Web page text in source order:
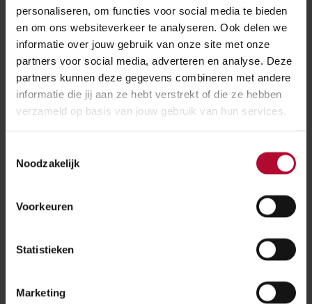
personaliseren, om functies voor social media te bieden
en om ons websiteverkeer te analyseren. Ook delen we
informatie over jouw gebruik van onze site met onze
partners voor social media, adverteren en analyse. Deze
partners kunnen deze gegevens combineren met andere
informatie die jij aan ze hebt verstrekt of die ze hebben
verzameld op basis van jouw gebruik van hun services.
Noodzakelijk
Voorkeuren
Statistieken
Marketing
investeren we in het drempelvrij maken van stations.
Planning van de werkzaamheden
De werkzaamheden in Rotterdam Noord zijn
uitgevoerd in opdracht van ProRail door Anton Rail &
werkzaamheden aan de noordzijde van het station.
Nieuws over dit project